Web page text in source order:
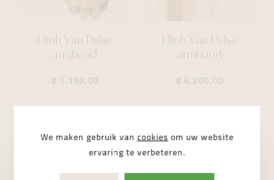
Dinh Van Pulse
armband
€ 1.190,00
Dinh Van Pulse
armband
€ 6.200,00
We maken gebruik van cookies om uw website
ervaring te verbeteren.